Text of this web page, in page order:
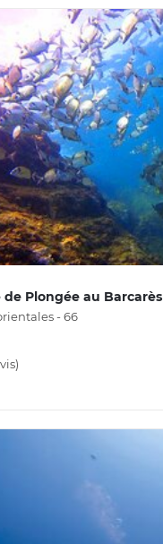
Plongée au Barcarès
- 66